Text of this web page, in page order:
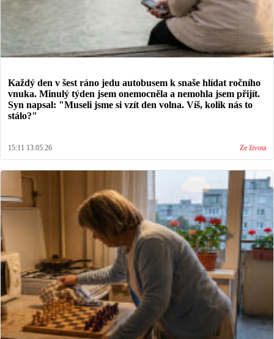
Každý den v šest ráno jedu autobusem k snaše hlídat ročního
vnuka. Minulý týden jsem onemocněla a nemohla jsem přijít.
Syn napsal: "Museli jsme si vzít den volna. Víš, kolik nás to
stálo?"
15:11 13.05.26 Ze života